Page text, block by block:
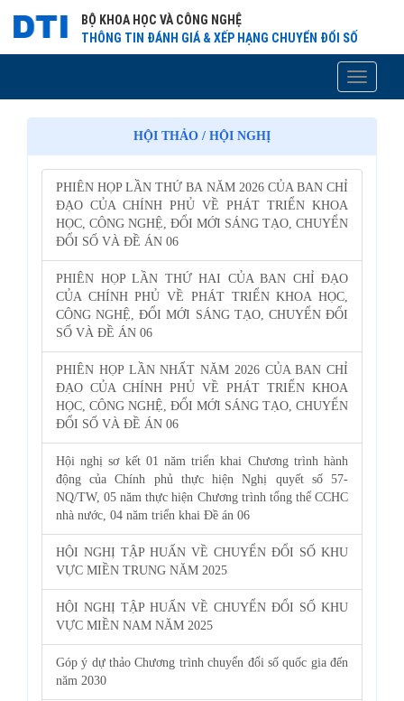
BỘ KHOA HỌC VÀ CÔNG NGHỆ
THÔNG TIN ĐÁNH GIÁ & XẾP HẠNG CHUYỂN ĐỔI SỐ
Toggle
HỘI THẢO / HỘI NGHỊ
PHIÊN HỌP LẦN THỨ BA NĂM 2026 CỦA BAN CHỈ
ĐẠO CỦA CHÍNH PHỦ VỀ PHÁT TRIỂN KHOA
HỌC, CÔNG NGHỆ, ĐỔI MỚI SÁNG TẠO, CHUYỂN
ĐỔI SỐ VÀ ĐỀ ÁN 06
PHIÊN HỌP LẦN THỨ HAI CỦA BAN CHỈ ĐẠO
CỦA CHÍNH PHỦ VỀ PHÁT TRIỂN KHOA HỌC,
CÔNG NGHỆ, ĐỔI MỚI SÁNG TẠO, CHUYỂN ĐỔI
SỐ VÀ ĐỀ ÁN 06
PHIÊN HỌP LẦN NHẤT NĂM 2026 CỦA BAN CHỈ
ĐẠO CỦA CHÍNH PHỦ VỀ PHÁT TRIỂN KHOA
HỌC, CÔNG NGHỆ, ĐỔI MỚI SÁNG TẠO, CHUYỂN
ĐỔI SỐ VÀ ĐỀ ÁN 06
Hội nghị sơ kết 01 năm triển khai Chương trình hành
động của Chính phủ thực hiện Nghị quyết số 57-
NQ/TW, 05 năm thực hiện Chương trình tổng thể CCHC
nhà nước, 04 năm triển khai Đề án 06
HỘI NGHỊ TẬP HUẤN VỀ CHUYỂN ĐỔI SỐ KHU
VỰC MIỀN TRUNG NĂM 2025
HỘI NGHỊ TẬP HUẤN VỀ CHUYỂN ĐỔI SỐ KHU
VỰC MIỀN NAM NĂM 2025
Góp ý dự thảo Chương trình chuyển đổi số quốc gia đến
năm 2030